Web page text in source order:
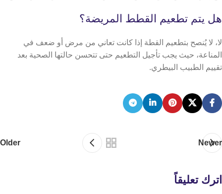
هل يتم تطعيم القطط المريضة؟
لا، لا يُنصح بتطعيم القطة إذا كانت تعاني من مرض أو ضعف في
المناعة، حيث يجب تأجيل التطعيم حتى تتحسن حالتها الصحية بعد
تقييم الطبيب البيطري.
Newer
Older
اترك تعليقاً